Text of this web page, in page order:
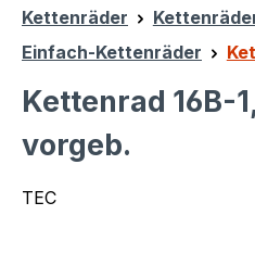
Kettenräder
Einfach-Kettenräder
Kettenrad 16B-
vorgeb.
TEC